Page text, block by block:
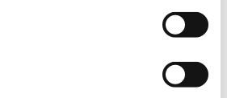
forventes PIU-opholdene til
for jordbrug tager eleverne
på praktikophold, og her har